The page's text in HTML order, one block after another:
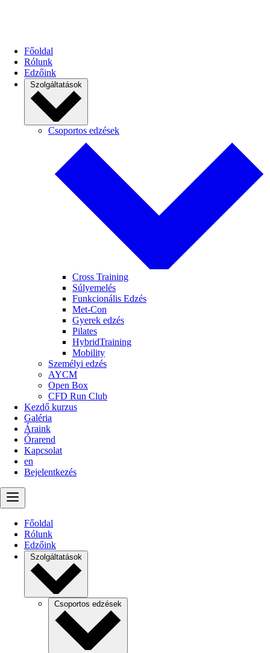
Főoldal
Rólunk
Edzőink
Csoportos edzések
Cross Training
Súlyemelés
Funkcionális Edzés
Met-Con
Gyerek edzés
Pilates
HybridTraining
Mobility
Személyi edzés
AYCM
Open Box
CFD Run Club
Kezdő kurzus
Galéria
Áraink
Órarend
Kapcsolat
en
Bejelentkezés
Főoldal
Rólunk
Edzőink
Szolgáltatások
Csoportos edzések